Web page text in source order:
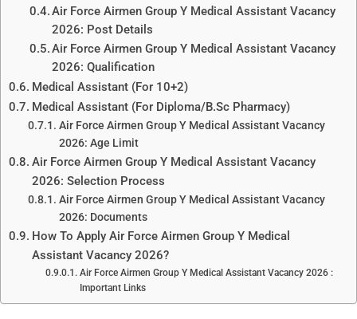
Air Force Airmen Group Y Medical Assistant Vacancy
2026: Post Details
Air Force Airmen Group Y Medical Assistant Vacancy
2026: Qualification
Medical Assistant (For 10+2)
Medical Assistant (For Diploma/B.Sc Pharmacy)
Air Force Airmen Group Y Medical Assistant Vacancy
2026: Age Limit
Air Force Airmen Group Y Medical Assistant Vacancy
2026: Selection Process
Air Force Airmen Group Y Medical Assistant Vacancy
2026: Documents
How To Apply Air Force Airmen Group Y Medical
Assistant Vacancy 2026?
Air Force Airmen Group Y Medical Assistant Vacancy 2026 :
Important Links